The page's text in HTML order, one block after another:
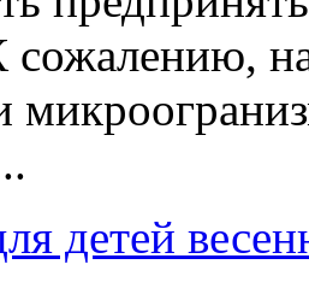
сожалению,
детей